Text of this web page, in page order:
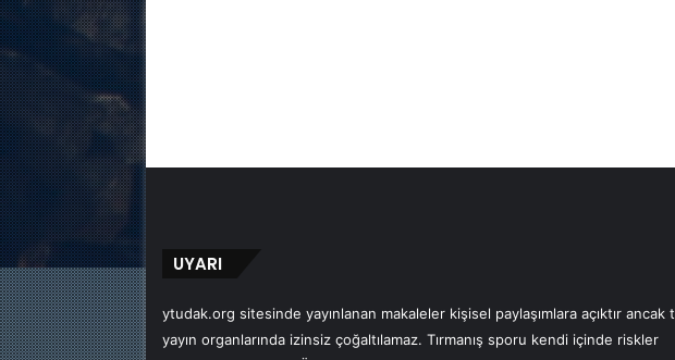
UYARI
ytudak.org sitesinde yayınlanan makaleler kişisel paylaşımlara açıktır ancak
yayın organlarında izinsiz çoğaltılamaz. Tırmanış sporu kendi içinde riskler